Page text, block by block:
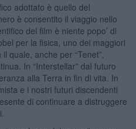
adottato è quello del
è consentito il viaggio nello
del film è niente popo’ di
per la fisica, uno dei maggiori
quale, anche per “Tenet”,
In “Interstellar” dal futuro
alla Terra in fin di vita. In
e i nostri futuri discendenti
di continuare a distruggere